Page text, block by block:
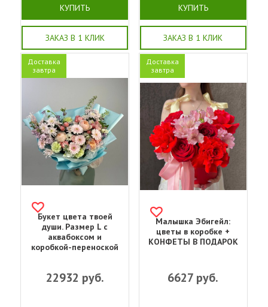
КУПИТЬ
ЗАКАЗ В 1 КЛИК
КУПИТЬ
ЗАКАЗ В 1 КЛИК
Доставка
завтра
Букет цвета твоей
души. Размер L с
аквабоксом и
коробкой-переноской
22932 руб.
Доставка
завтра
Малышка Эбигейл:
цветы в коробке +
КОНФЕТЫ В ПОДАРОК
6627 руб.